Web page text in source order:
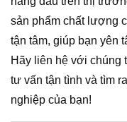
sản phẩm chất lượng
tận tâm, giúp bạn yên
Hãy liên hệ với chúng
tư vấn tận tình và tìm
nghiệp của bạn!